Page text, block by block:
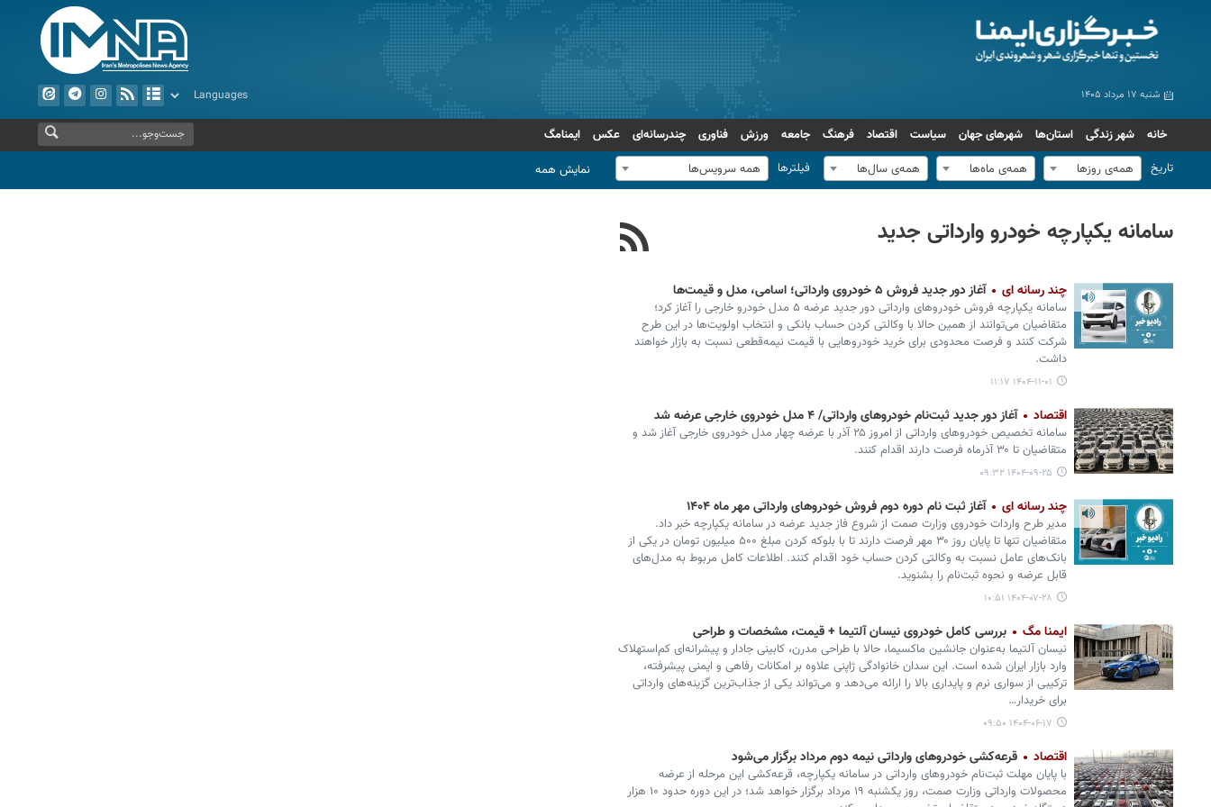
شنبه ۱۷ مرداد ۱۴۰۵
خانه شهر زندگی استان‌ها شهرهای جهان سیاست اقتصاد فرهنگ جامعه ورزش فناوری چندرسانه‌ای عکس
ایمنامگ
تاریخ
همه‌ی روزها همه‌ی ماه‌ها همه‌ی سال‌ها فیلترها همه سرویس‌ها نمایش همه
سامانه یکپارچه خودرو وارداتی جدید
چند رسانه ای آغاز دور جدید فروش ۵ خودروی وارداتی؛ اسامی، مدل‌ و قیمت‌ها
سامانه یکپارچه فروش خودروهای وارداتی دور جدید عرضه ۵ مدل خودرو خارجی را آغاز کرد؛
متقاضیان می‌توانند از همین حالا با وکالتی کردن حساب بانکی و انتخاب اولویت‌ها در این طرح
شرکت کنند و فرصت محدودی برای خرید خودروهایی با قیمت نیمه‌قطعی نسبت به بازار خواهند
داشت.
۱۴۰۴-۱۱-۰۱ ۱۱:۱۷
اقتصاد آغاز دور جدید ثبت‌نام خودروهای وارداتی/ ۴ مدل خودروی خارجی عرضه شد
سامانه تخصیص خودروهای وارداتی از امروز ۲۵ آذر با عرضه چهار مدل خودروی خارجی آغاز شد و
متقاضیان تا ۳۰ آذرماه فرصت دارند اقدام کنند.
۱۴۰۴-۰۹-۲۵ ۰۹:۳۲
چند رسانه ای آغاز ثبت نام دوره دوم فروش خودروهای وارداتی مهر ماه ۱۴۰۴
مدیر طرح واردات خودروی وزارت صمت از شروع فاز جدید عرضه در سامانه یکپارچه خبر داد.
متقاضیان تنها تا پایان روز ۳۰ مهر فرصت دارند تا با بلوکه کردن مبلغ ۵۰۰ میلیون تومان در یکی از
بانک‌های عامل نسبت به وکالتی کردن حساب خود اقدام کنند. اطلاعات کامل مربوط به مدل‌های
قابل عرضه و نحوه ثبت‌نام را بشنوید.
۱۴۰۴-۰۷-۲۸ ۱۰:۵۱
ایمنا مگ بررسی کامل خودروی نیسان آلتیما + قیمت، مشخصات و طراحی
نیسان آلتیما به‌عنوان جانشین ماکسیما، حالا با طراحی مدرن، کابینی جادار و پیشرانه‌ای کم‌استهلاک
وارد بازار ایران شده است. این سدان خانوادگی ژاپنی علاوه بر امکانات رفاهی و ایمنی پیشرفته،
ترکیبی از سواری نرم و پایداری بالا را ارائه می‌دهد و می‌تواند یکی از جذاب‌ترین گزینه‌های وارداتی
برای خریدار…
۱۴۰۴-۰۶-۱۷ ۰۹:۵۰
اقتصاد قرعه‌کشی خودروهای وارداتی نیمه دوم مرداد برگزار می‌شود
با پایان مهلت ثبت‌نام خودروهای وارداتی در سامانه یکپارچه، قرعه‌کشی این مرحله از عرضه
محصولات وارداتی وزارت صمت، روز یکشنبه ۱۹ مرداد برگزار خواهد شد؛ در این دوره حدود ۱۰ هزار